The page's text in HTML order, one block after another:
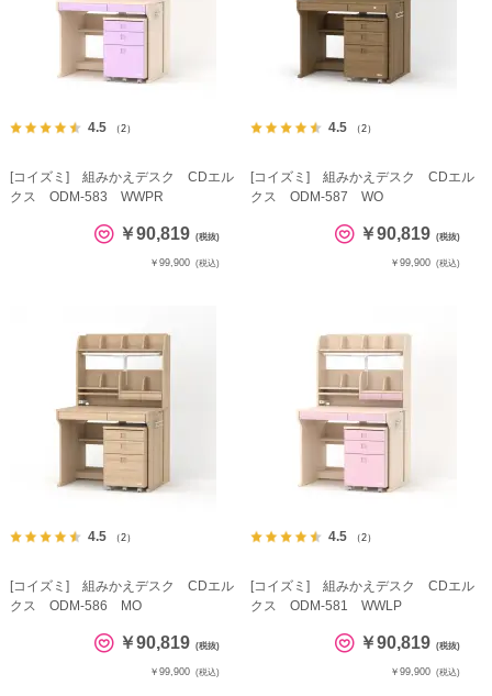
4.5 （2）
[コイズミ] 組みかえデスク CDエル
クス ODM-583 WWPR
￥90,819 (税抜)
￥99,900 (税込)
4.5 （2）
[コイズミ] 組みかえデスク CDエル
クス ODM-587 WO
￥90,819 (税抜)
￥99,900 (税込)
4.5 （2）
[コイズミ] 組みかえデスク CDエル
クス ODM-586 MO
￥90,819 (税抜)
￥99,900 (税込)
4.5 （2）
[コイズミ] 組みかえデスク CDエル
クス ODM-581 WWLP
￥90,819 (税抜)
￥99,900 (税込)